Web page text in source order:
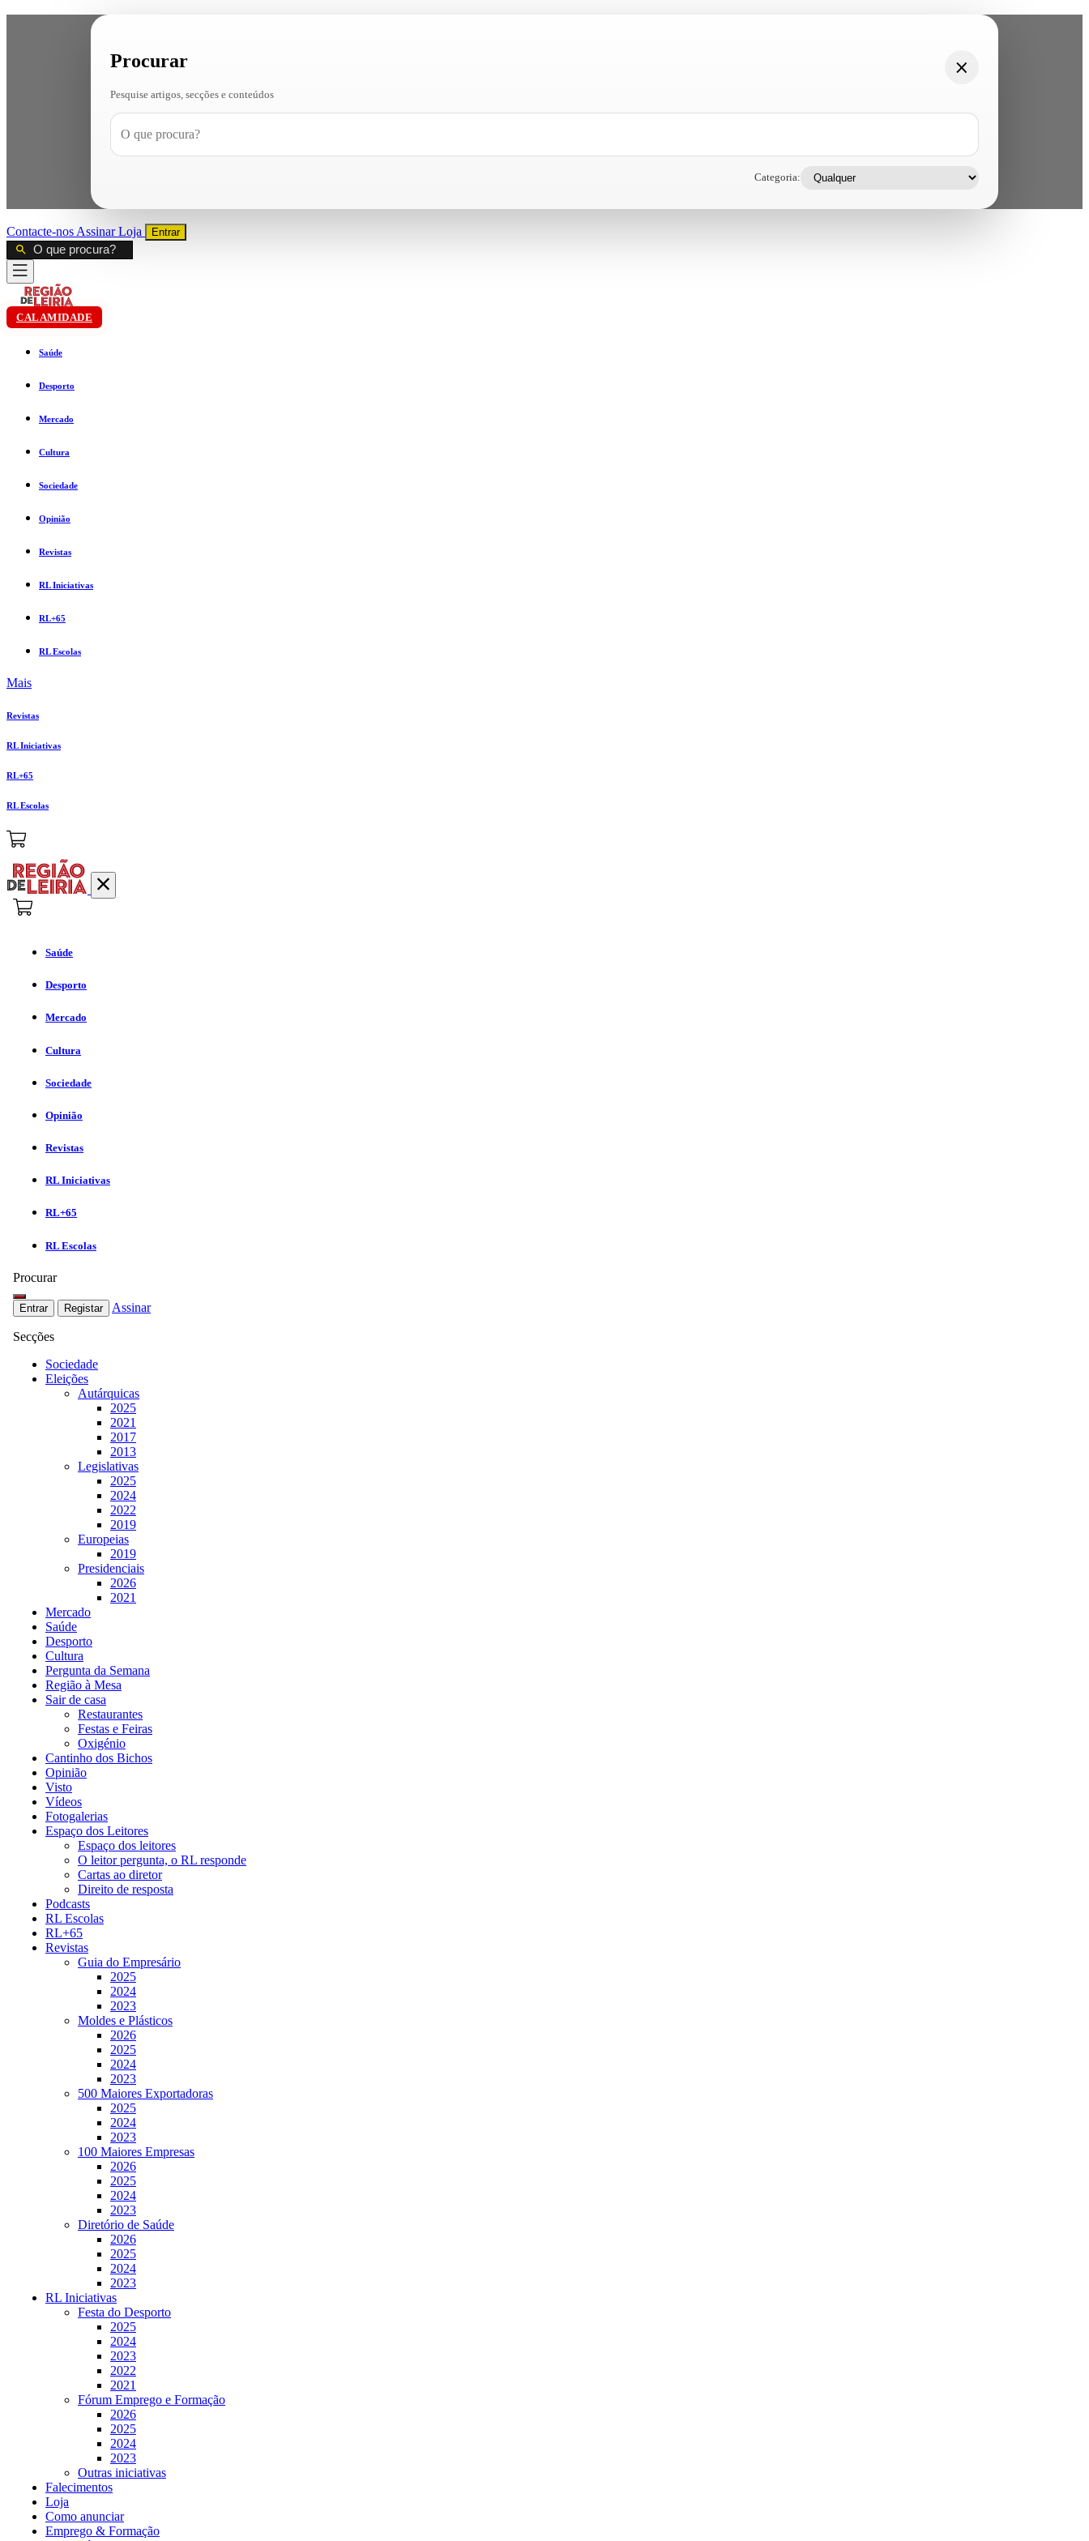
Procurar
Pesquise artigos, secções e conteúdos
Categoria:
Contacte-nos AssinarLoja Entrar
CALAMIDADE
Saúde
Desporto
Mercado
Cultura
Sociedade
Opinião
Revistas
RL Iniciativas
RL+65
RL Escolas
Mais
Revistas
RL Iniciativas
RL+65
RL Escolas
Saúde
Desporto
Mercado
Cultura
Sociedade
Opinião
Revistas
RL Iniciativas
RL+65
RL Escolas
Procurar
Entrar Registar Assinar
Secções
Sociedade
Eleições
Autárquicas
2025
2021
2017
2013
Legislativas
2025
2024
2022
2019
Europeias
2019
Presidenciais
2026
2021
Mercado
Saúde
Desporto
Cultura
Pergunta da Semana
Região à Mesa
Sair de casa
Restaurantes
Festas e Feiras
Oxigénio
Cantinho dos Bichos
Opinião
Visto
Vídeos
Fotogalerias
Espaço dos Leitores
Espaço dos leitores
O leitor pergunta, o RL responde
Cartas ao diretor
Direito de resposta
Podcasts
RL Escolas
RL+65
Revistas
Guia do Empresário
2025
2024
2023
Moldes e Plásticos
2026
2025
2024
2023
500 Maiores Exportadoras
2025
2024
2023
100 Maiores Empresas
2026
2025
2024
2023
Diretório de Saúde
2026
2025
2024
2023
RL Iniciativas
Festa do Desporto
2025
2024
2023
2022
2021
Fórum Emprego e Formação
2026
2025
2024
2023
Outras iniciativas
Falecimentos
Loja
Como anunciar
Emprego & Formação